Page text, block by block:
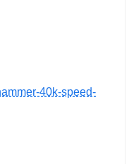
40k-speed-